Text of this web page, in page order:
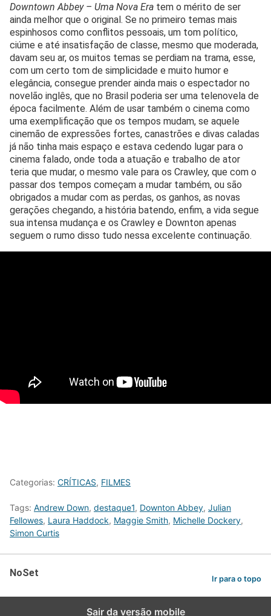
Downtown Abbey – Uma Nova Era tem o mérito de ser
ainda melhor que o original. Se no primeiro temas mais
espinhosos como conflitos pessoais, um tom político,
ciúme e até insatisfação de classe, mesmo que moderada,
davam seu ar, os muitos temas se perdiam na trama, esse,
com um certo tom de simplicidade e muito humor e
elegância, consegue prender ainda mais o espectador no
novelão inglês, que no Brasil poderia ser uma telenovela de
época facilmente. Além de usar também o cinema como
uma exemplificação que os tempos mudam, se aquele
cinemão de expressões fortes, canastrões e divas caladas
já não tinha mais espaço e estava cedendo lugar para o
cinema falado, onde toda a atuação e trabalho de ator
teria que mudar, o mesmo vale para os Crawley, que com o
passar dos tempos começam a mudar também, ou são
obrigados a mudar com as perdas, os ganhos, as novas
gerações chegando, a história batendo, enfim, a vida segue
sua intensa mudança e os Crawley e Downton apenas
seguem o rumo disso tudo nessa excelente continuação.
Categorias: CRÍTICAS, FILMES
Tags: Andrew Down, destaque1, Downton Abbey, Julian
Fellowes, Laura Haddock, Maggie Smith, Michelle Dockery,
Simon Curtis
NoSet
Ir para o topo
Sair da versão mobile